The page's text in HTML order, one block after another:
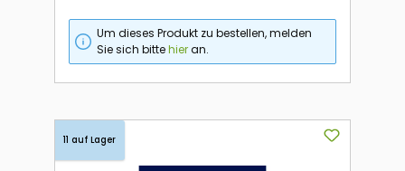
Um dieses Produkt zu bestellen, melden
Sie sich bittehieran.
11 auf Lager